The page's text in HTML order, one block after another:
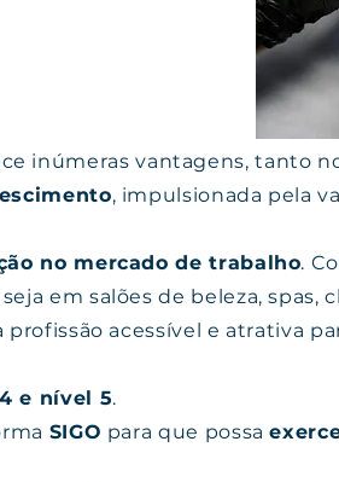
inúmeras vantagens, tanto
, impulsionada pela
no mercado de trabalho.
em salões de beleza, spas,
acessível e atrativa
e nível 5.
SIGO para que possa